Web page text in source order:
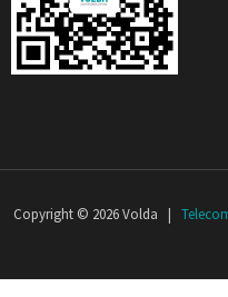
Copyright © 2026 Volda |